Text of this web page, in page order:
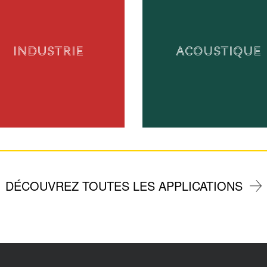
INDUSTRIE ACOUSTIQUE
DÉCOUVREZ TOUTES LES APPLICATIONS